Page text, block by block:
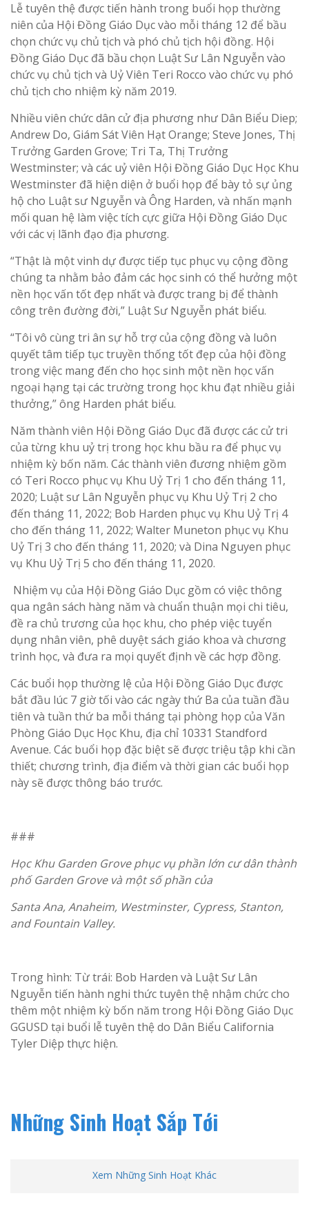
Lễ tuyên thệ được tiến hành trong buổi họp thường
niên của Hội Đồng Giáo Dục vào mỗi tháng 12 để bầu
chọn chức vụ chủ tịch và phó chủ tịch hội đồng. Hội
Đồng Giáo Dục đã bầu chọn Luật Sư Lân Nguyễn vào
chức vụ chủ tịch và Uỷ Viên Teri Rocco vào chức vụ phó
chủ tịch cho nhiệm kỳ năm 2019.
Nhiều viên chức dân cử địa phương như Dân Biểu Diep;
Andrew Do, Giám Sát Viên Hạt Orange; Steve Jones, Thị
Trưởng Garden Grove; Tri Ta, Thị Trưởng
Westminster; và các uỷ viên Hội Đồng Giáo Dục Học Khu
Westminster đã hiện diện ở buổi họp để bày tỏ sự ủng
hộ cho Luật sư Nguyễn và Ông Harden, và nhấn mạnh
mối quan hệ làm việc tích cực giữa Hội Đồng Giáo Dục
với các vị lãnh đạo địa phương.
“Thật là một vinh dự được tiếp tục phục vụ cộng đồng
chúng ta nhằm bảo đảm các học sinh có thể hưởng một
nền học vấn tốt đẹp nhất và được trang bị để thành
công trên đường đời,” Luật Sư Nguyễn phát biểu.
“Tôi vô cùng tri ân sự hỗ trợ của cộng đồng và luôn
quyết tâm tiếp tục truyền thống tốt đẹp của hội đồng
trong việc mang đến cho học sinh một nền học vấn
ngoại hạng tại các trường trong học khu đạt nhiều giải
thưởng,” ông Harden phát biểu.
Năm thành viên Hội Đồng Giáo Dục đã được các cử tri
của từng khu uỷ trị trong học khu bầu ra để phục vụ
nhiệm kỳ bốn năm. Các thành viên đương nhiệm gồm
có Teri Rocco phục vụ Khu Uỷ Trị 1 cho đến tháng 11,
2020; Luật sư Lân Nguyễn phục vụ Khu Uỷ Trị 2 cho
đến tháng 11, 2022; Bob Harden phục vụ Khu Uỷ Trị 4
cho đến tháng 11, 2022; Walter Muneton phục vụ Khu
Uỷ Trị 3 cho đến tháng 11, 2020; và Dina Nguyen phục
vụ Khu Uỷ Trị 5 cho đến tháng 11, 2020.
Nhiệm vụ của Hội Đồng Giáo Dục gồm có việc thông
qua ngân sách hàng năm và chuẩn thuận mọi chi tiêu,
đề ra chủ trương của học khu, cho phép việc tuyển
dụng nhân viên, phê duyệt sách giáo khoa và chương
trình học, và đưa ra mọi quyết định về các hợp đồng.
Các buổi họp thường lệ của Hội Đồng Giáo Dục được
bắt đầu lúc 7 giờ tối vào các ngày thứ Ba của tuần đầu
tiên và tuần thứ ba mỗi tháng tại phòng họp của Văn
Phòng Giáo Dục Học Khu, địa chỉ 10331 Standford
Avenue. Các buổi họp đặc biệt sẽ được triệu tập khi cần
thiết; chương trình, địa điểm và thời gian các buổi họp
này sẽ được thông báo trước.
###
Học Khu Garden Grove phục vụ phần lớn cư dân thành
phố Garden Grove và một số phần của
Santa Ana, Anaheim, Westminster, Cypress, Stanton,
and Fountain Valley.
Trong hình: Từ trái: Bob Harden và Luật Sư Lân
Nguyễn tiến hành nghi thức tuyên thệ nhậm chức cho
thêm một nhiệm kỳ bốn năm trong Hội Đồng Giáo Dục
GGUSD tại buổi lễ tuyên thệ do Dân Biểu California
Tyler Diệp thực hiện.
Những Sinh Hoạt Sắp Tới
Xem Những Sinh Hoạt Khác